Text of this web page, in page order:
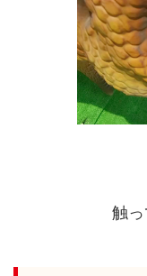
触